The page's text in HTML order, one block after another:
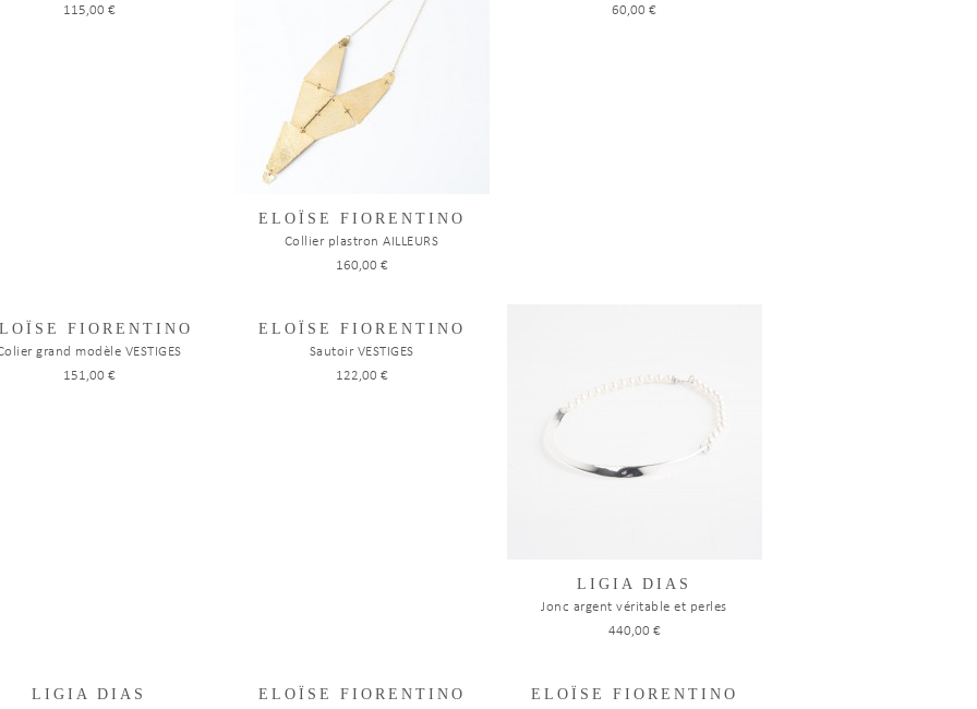
115,00 €
ELOÏSE FIORENTINO
Collier plastron AILLEURS
160,00 €
60,00 €
FIORENTINO
grand modèle VESTIGES
151,00 €
ELOÏSE FIORENTINO
Sautoir VESTIGES
122,00 €
LIGIA DIAS
Jonc argent véritable et perles
440,00 €
LIGIA DIAS ELOÏSE FIORENTINO ELOÏSE FIORENTINO